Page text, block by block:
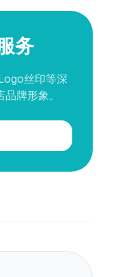
务
丝印等深
牌形象。